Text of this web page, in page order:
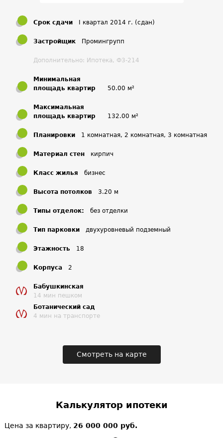
Район благополучный с развитой инфраструктурой. Здесь
большое количество социально значимых объектов для
жизни человека. Это: медицинские учреждения,
является отсутствие по близости предприятий.
«Бабушкинский парк» в нескольких минутах ходьбы.
Цены относительно других комплексов того же уровня
вполне достойные.
Комплекс создавался для сотрудников Федеральной
службы охраны РФ по программе обеспечения жильем.
Срок сдачи I квартал 2014 г. (сдан)
Застройщик Промингрупп
Дополнительно: Ипотека, Ф3-214
Минимальная
площадь квартир
50.00 м²
Максимальная
площадь квартир
132.00 м²
Планировки 1 комнатная, 2 комнатная, 3 комнатная
Материал стен кирпич
Класс жилья бизнес
Высота потолков 3.20 м
Типы отделок: без отделки
Тип парковки двухуровневый подземный
Этажность 18
Корпуса 2
Бабушкинская
14 мин пешком
Ботанический сад
4 мин на транспорте
Смотреть на карте
Калькулятор ипотеки
Цена за квартиру, 26 000 000 руб.